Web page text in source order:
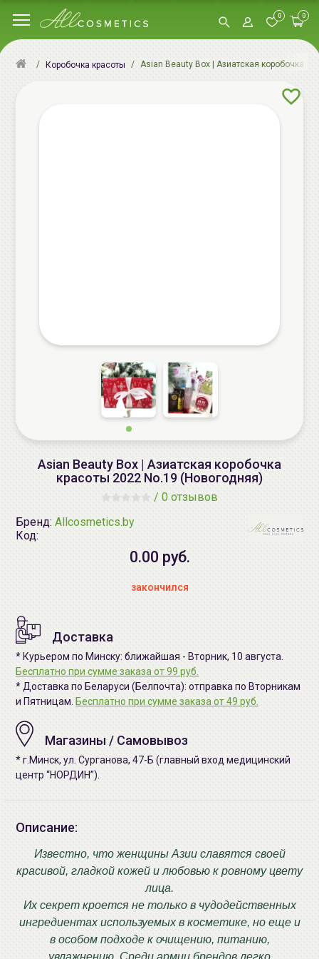
0 0
Коробочка красоты Asian Beauty Box | Азиатская коробочка
Asian Beauty Box | Азиатская коробочка
красоты 2022 No.19 (Новогодняя)
/ 0 отзывов
Бренд: Allcosmetics.by
Код:
0.00 руб.
закончился
Доставка
* Курьером по Минску: ближайшая - Вторник, 10 августа.
Бесплатно при сумме заказа от 99 руб.
* Доставка по Беларуси (Белпочта): отправка по Вторникам
и Пятницам. Бесплатно при сумме заказа от 49 руб.
Магазины / Самовывоз
* г.Минск, ул. Сурганова, 47-Б (главный вход медицинский
центр “НОРДИН”).
Описание:
Известно, что женщины Азии славятся своей
красивой, гладкой кожей и любовью к ровному цвету
лица.
Их секрет кроется не только в чудодейственных
ингредиентах используемых в косметике, но еще и
в особом подходе к очищению, питанию,
увлажнению. Среди армии брендов легко